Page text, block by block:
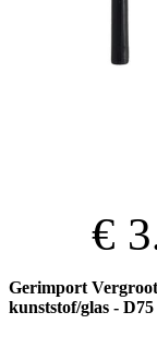
€ 3
Gerimport
kunststof/glas - D75